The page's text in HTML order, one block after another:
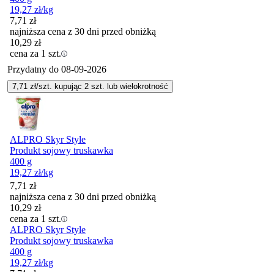
19,27 zł/kg
7,71 zł
najniższa cena z 30 dni przed obniżką
10,29 zł
cena za 1 szt.
Przydatny do 08-09-2026
7,71 zł/szt. kupując 2 szt. lub wielokrotność
ALPRO Skyr Style
Produkt sojowy truskawka
400 g
19,27 zł/kg
7,71 zł
najniższa cena z 30 dni przed obniżką
10,29 zł
cena za 1 szt.
ALPRO Skyr Style
Produkt sojowy truskawka
400 g
19,27 zł/kg